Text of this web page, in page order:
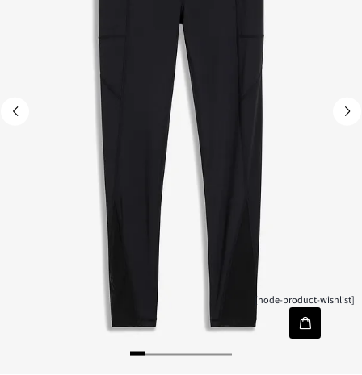
[node-product-wishlist]